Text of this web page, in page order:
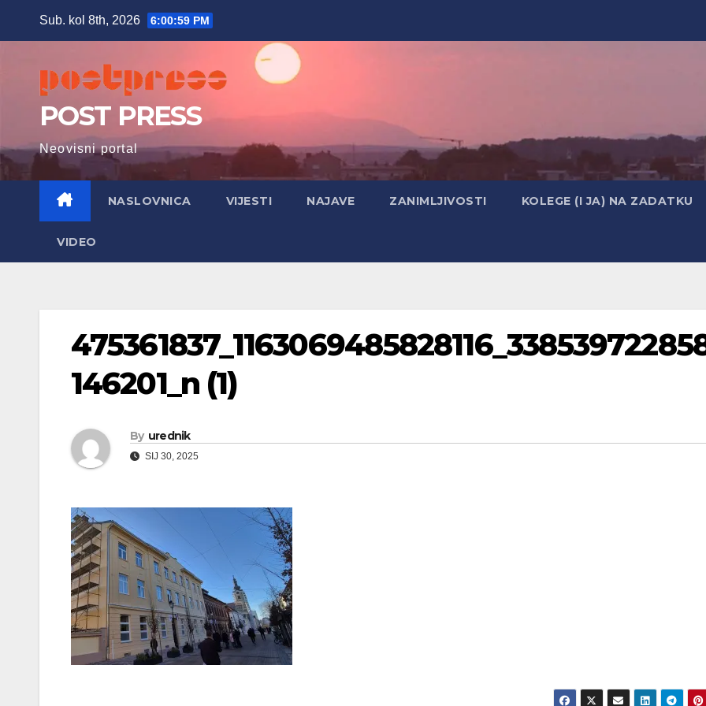
Sub. kol 8th, 2026 6:01:00 PM
POST PRESS
Neovisni portal
NASLOVNICA VIJESTI NAJAVE ZANIMLJIVOSTI KOLEGE (I JA) NA ZADATKU
VIDEO
146201_n (1)
By urednik
SIJ 30, 2025